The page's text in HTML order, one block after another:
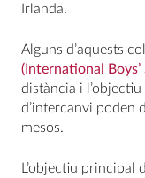
Irlanda.
Alguns d’aquests
(International
distància i
d’intercanvi poden
mesos.
L’objectiu principal